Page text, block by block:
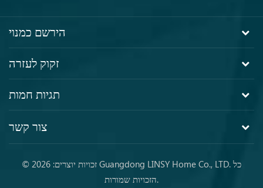
הירשם כמנוי
זקוק לעזרה
תגיות חמות
צור קשר
© זכויות יוצרים: 2026 Guangdong LINSY Home Co., LTD. כל
הזכויות שמורות.